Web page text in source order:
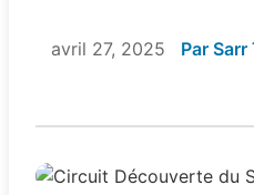
avril 27, 2025 Par Sarr